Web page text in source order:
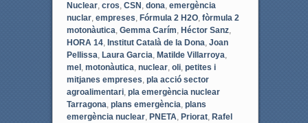
Nuclear, cros, CSN , dona, emergència
nuclar, empreses, Fórmula 2 H2O, fòrmula 2
motonàutica, Gemma Carím, Héctor Sanz,
HORA 14, Institut Català de la Dona, Joan
Pellissa, Laura Garcia, Matilde Villarroya,
mel , motonàutica, nuclear, oli, petites i
mitjanes empreses, pla acció sector
agroalimentari, pla emergència nuclear
Tarragona, plans emergència, plans
emergència nuclear, PNETA, Priorat, Rafel